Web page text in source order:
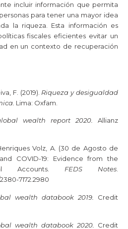
incluir información que permita
para tener una mayor idea
la riqueza. Esta información es
fiscales eficientes evitar un
en un contexto de recuperación
F. (2019). Riqueza y desigualdad
Lima: Oxfam.
wealth report 2020.
Allianz
Volz, A. (30 de Agosto de
COVID-19: Evidence from the
Accounts. FEDS Notes.
7172.2980
wealth databook 2019.
Credit
wealth databook 2020.
Credit